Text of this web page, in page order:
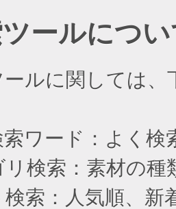
ールにつ
ルに関しては
索ワード：よく
リ検索：素材の
検索：人気順、